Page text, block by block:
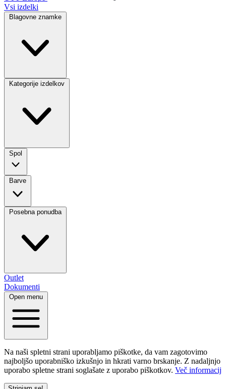
Vsi izdelki
Blagovne znamke
Kategorije izdelkov
Spol
Barve
Posebna ponudba
Outlet
Dokumenti
Open menu
Na naši spletni strani uporabljamo piškotke, da vam zagotovimo
najboljšo uporabniško izkušnjo in hkrati varno brskanje. Z nadaljnjo
uporabo spletne strani soglašate z uporabo piškotkov. Več informacij